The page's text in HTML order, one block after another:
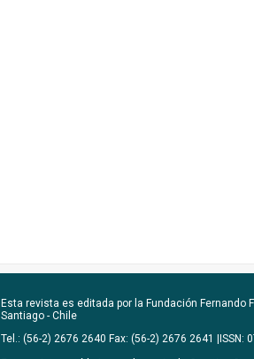
Esta revista es editada por la Fundación Fernando
Santiago - Chile
Tel.: (56-2) 2676 2640 Fax: (56-2) 2676 2641 |ISSN: